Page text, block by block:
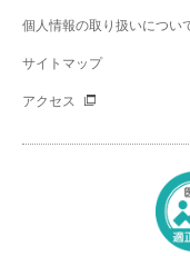
個人情報の取り扱いについ
サイトマップ
アクセス